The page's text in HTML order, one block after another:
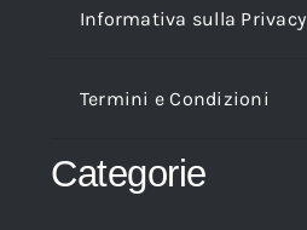
Informativa sulla Privacy
Termini e Condizioni
Categorie